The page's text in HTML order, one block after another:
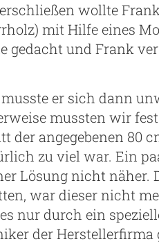
wollte
mit Hilfe eines
und Frank
er sich dann
mussten wir
angegebenen 80
zu viel war. Ein
Lösung nicht näher.
war dieser nicht
nur durch ein
der Herstellerfirma